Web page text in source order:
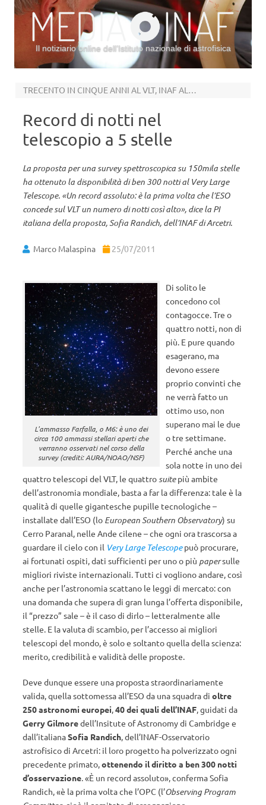
Il notiziario online dell’Istituto nazionale di astrofisica
TRECENTO IN CINQUE ANNI AL VLT, INAF ALLA GUIDA
Record di notti nel
telescopio a 5 stelle
La proposta per una survey spettroscopica su 150mila stelle
ha ottenuto la disponibilità di ben 300 notti al Very Large
Telescope. «Un record assoluto: è la prima volta che l’ESO
concede sul VLT un numero di notti così alto», dice la PI
italiana della proposta, Sofia Randich, dell’INAF di Arcetri.
Marco Malaspina 25/07/2011
L'ammasso Farfalla, o M6: è uno dei
circa 100 ammassi stellari aperti che
verranno osservati nel corso della
survey (crediti: AURA/NOAO/NSF)
Di solito le
concedono col
contagocce. Tre o
quattro notti, non di
più. E pure quando
esagerano, ma
devono essere
proprio convinti che
ne verrà fatto un
ottimo uso, non
superano mai le due
o tre settimane.
Perché anche una
sola notte in uno dei
quattro telescopi del VLT, le quattrosuitepiù ambite
dell’astronomia mondiale, basta a far la differenza: tale è la
qualità di quelle gigantesche pupille tecnologiche –
installate dall’ESO (lo European Southern Observatory) su
Cerro Paranal, nelle Ande cilene – che ogni ora trascorsa a
guardare il cielo con il Very Large Telescopepuò procurare,
ai fortunati ospiti, dati sufficienti per uno o più papersulle
migliori riviste internazionali. Tutti ci vogliono andare, così
anche per l’astronomia scattano le leggi di mercato: con
una domanda che supera di gran lunga l’offerta disponibile,
il “prezzo” sale – è il caso di dirlo – letteralmente alle
stelle. E la valuta di scambio, per l’accesso ai migliori
telescopi del mondo, è solo e soltanto quella della scienza:
merito, credibilità e validità delle proposte.
Deve dunque essere una proposta straordinariamente
valida, quella sottomessa all’ESO da una squadra di oltre
250 astronomi europei,40 dei quali dell’INAF, guidati da
Gerry Gilmoredell’Insitute of Astronomy di Cambridge e
dall’italianaSofia Randich, dell’INAF-Osservatorio
astrofisico di Arcetri: il loro progetto ha polverizzato ogni
precedente primato,ottenendo il diritto a ben 300 notti
d’osservazione. «È un record assoluto», conferma Sofia
Randich, «è la prima volta che l’OPC (l’Observing Program